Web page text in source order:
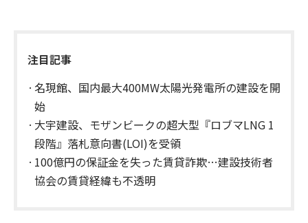
注目記事
名現館、国内最大400MW太陽光発電所の建設を開
始
大宇建設、モザンビークの超大型『ロブマLNG 1
段階』落札意向書(LOI)を受領
100億円の保証金を失った賃貸詐欺…建設技術者
協会の賃貸経緯も不透明